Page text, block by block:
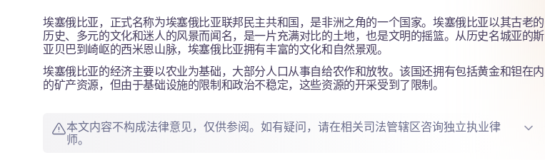
埃塞俄比亚，正式名称为埃塞俄比亚联邦民主共和国，是非洲之角的一个国家。埃塞俄比亚以其古老的
历史、多元的文化和迷人的风景而闻名，是一片充满对比的土地，也是文明的摇篮。从历史名城亚的斯
亚贝巴到崎岖的西米恩山脉，埃塞俄比亚拥有丰富的文化和自然景观。
埃塞俄比亚的经济主要以农业为基础，大部分人口从事自给农作和放牧。该国还拥有包括黄金和钽在内
的矿产资源，但由于基础设施的限制和政治不稳定，这些资源的开采受到了限制。
本文内容不构成法律意见，仅供参阅。如有疑问，请在相关司法管辖区咨询独立执业律
师。